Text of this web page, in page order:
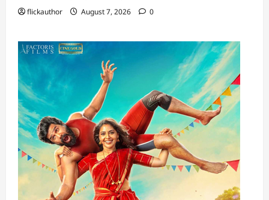
flickauthor August 7, 2026 0